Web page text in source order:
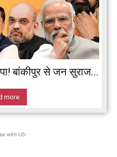
बांकीपुर से जन सुराज...
more
with US-